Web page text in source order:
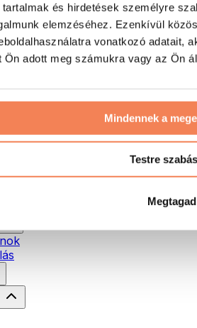
és hirdetések személyre
elemzéséhez. Ezenkívül
vonatkozó adatait,
Ön adott meg számukra vagy az Ön
Mindennek a
Testre szabás
Megtagad